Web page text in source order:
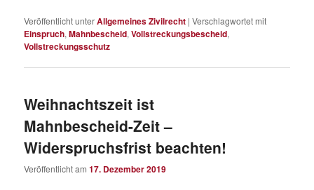
Veröffentlicht unterAllgemeines Zivilrecht |Verschlagwortet mit
Einspruch,Mahnbescheid,Vollstreckungsbescheid,
Vollstreckungsschutz
Weihnachtszeit ist
Mahnbescheid-Zeit –
Widerspruchsfrist beachten!
Veröffentlicht am17. Dezember 2019